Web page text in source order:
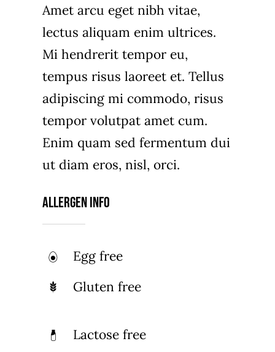
Amet arcu eget nibh vitae,
lectus aliquam enim ultrices.
Mi hendrerit tempor eu,
tempus risus laoreet et. Tellus
adipiscing mi commodo, risus
tempor volutpat amet cum.
Enim quam sed fermentum dui
ut diam eros, nisl, orci.
Allergen Info
Egg free
Gluten free
Lactose free